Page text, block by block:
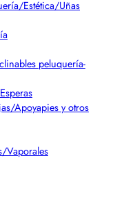
Estética/Uñas
peluquería-
Apoyapies y otros
Vaporales